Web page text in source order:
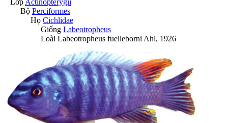
Bộ Perciformes
Họ Cichlidae
Giống Labeotropheus
Loài Labeotropheus fuelleborni Ahl, 1926